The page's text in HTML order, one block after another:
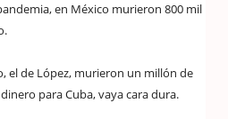
en México murieron 800 mil
el de López, murieron un millón de
para Cuba, vaya cara dura.